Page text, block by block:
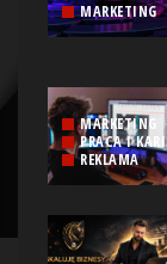
MARKETING
MARKETING
PRACA I
REKLAMA